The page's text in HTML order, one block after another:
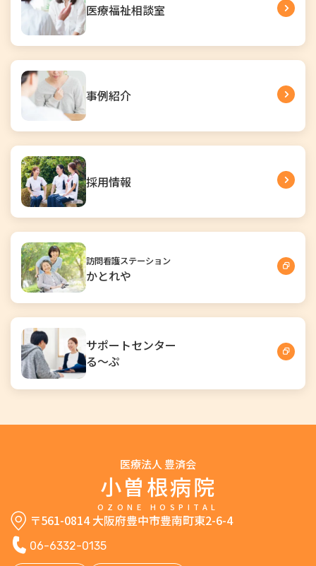
医療福祉相談室
事例紹介
採用情報
訪問看護ステーション
かとれや
サポートセンター
る～ぷ
医療法人 豊済会
小曽根病院
OZONE HOSPITAL
〒561-0814 大阪府豊中市豊南町東2-6-4
06-6332-0135